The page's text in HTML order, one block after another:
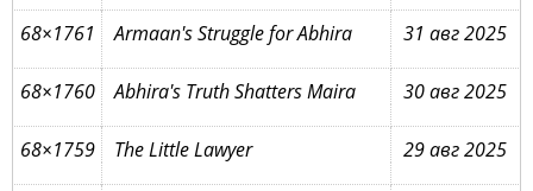
68×1761 Armaan's Struggle for Abhira 31 авг 2025
68×1760 Abhira's Truth Shatters Maira 30 авг 2025
68×1759 The Little Lawyer 29 авг 2025